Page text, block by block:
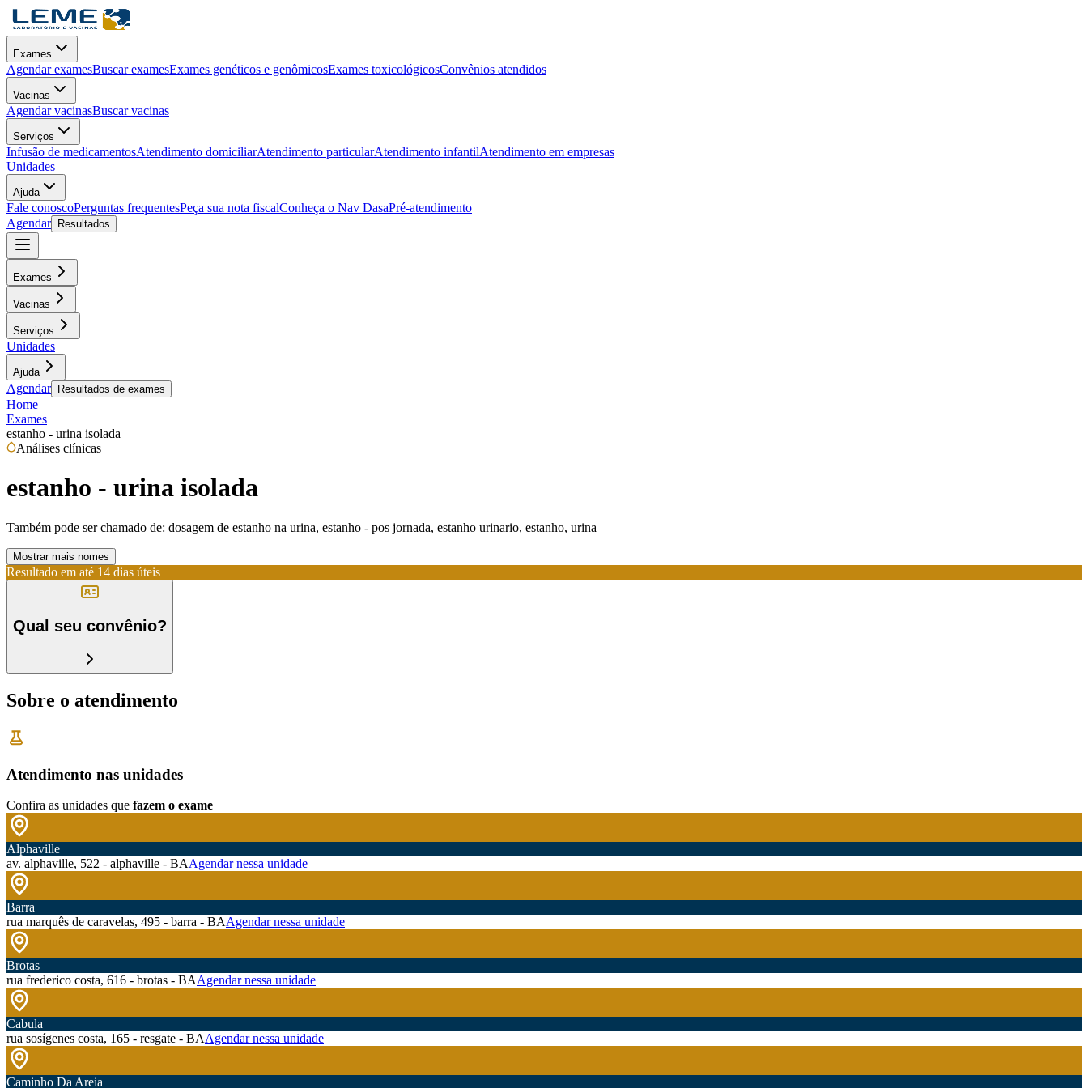
Exames
Agendar examesBuscar examesExames genéticos e genômicosExames toxicológicosConvênios atendidos
Vacinas
Agendar vacinasBuscar vacinas
Serviços
Infusão de medicamentosAtendimento domiciliarAtendimento particularAtendimento infantilAtendimento em empresas
Unidades
Ajuda
Fale conoscoPerguntas frequentesPeça sua nota fiscalConheça o Nav DasaPré-atendimento
Agendar
Resultados
Exames
Vacinas
Serviços
Unidades
Ajuda
Agendar Resultados de exames
Home
Exames
estanho - urina isolada
Análises clínicas
estanho - urina isolada
Também pode ser chamado de: dosagem de estanho na urina, estanho - pos jornada, estanho urinario, estanho, urina
Mostrar mais nomes
Resultado em até 14 dias úteis
Qual seu convênio?
Sobre o atendimento
Atendimento nas unidades
Confira as unidades que fazem o exame
Alphaville
av. alphaville, 522 - alphaville - BAAgendar nessa unidade
Barra
rua marquês de caravelas, 495 - barra - BAAgendar nessa unidade
Brotas
rua frederico costa, 616 - brotas - BAAgendar nessa unidade
Cabula
rua sosígenes costa, 165 - resgate - BAAgendar nessa unidade
Caminho Da Areia